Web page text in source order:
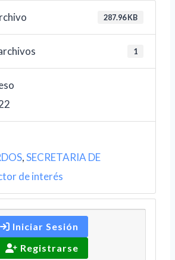
287.96 KB
1
,SECRETARIA DE
de interés
Iniciar Sesión
Registrarse